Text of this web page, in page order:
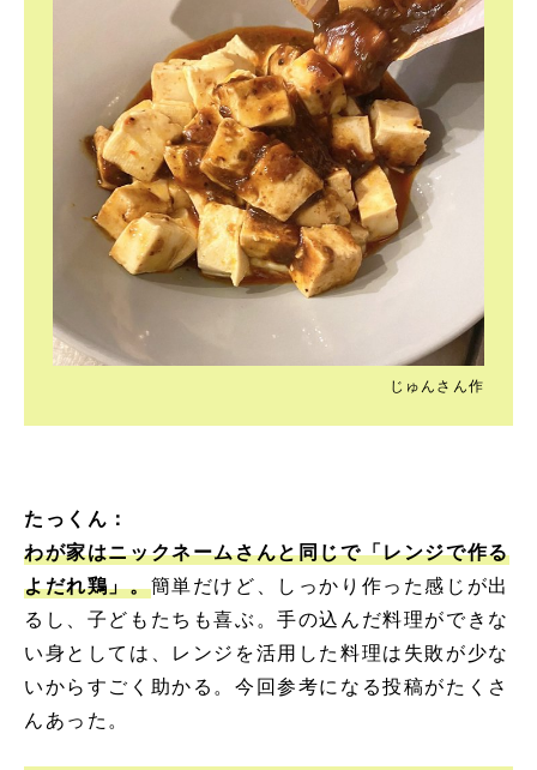
じゅんさん作
たっくん：
わが家はニックネームさんと同じで「レンジで作る
よだれ鶏」。簡単だけど、しっかり作った感じが出
るし、子どもたちも喜ぶ。手の込んだ料理ができな
い身としては、レンジを活用した料理は失敗が少な
いからすごく助かる。今回参考になる投稿がたくさ
んあった。